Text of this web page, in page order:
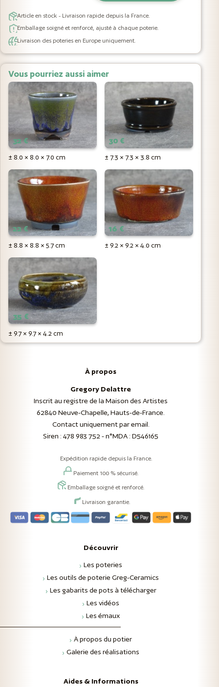
Article en stock - Livraison rapide depuis la France.
Emballage soigné et renforcé, ajusté à chaque poterie.
Livraison des poteries en Europe uniquement.
Vous pourriez aussi aimer
32 €
± 8.0 × 8.0 × 7.0 cm
30 €
± 7.3 × 7.3 × 3.8 cm
22 €
± 8.8 × 8.8 × 5.7 cm
16 €
± 9.2 × 9.2 × 4.0 cm
35 €
± 9.7 × 9.7 × 4.2 cm
À propos
Gregory Delattre
Inscrit au registre de la Maison des Artistes
62840 Neuve-Chapelle, Hauts-de-France.
Contact uniquement par email.
Siren : 478 983 752 - n°MDA : D546165
Expédition rapide depuis la France.
Paiement 100 % sécurisé.
Emballage soigné et renforcé.
Livraison garantie.
Découvrir
Les poteries
Les outils de poterie Greg-Ceramics
Les gabarits de pots à télécharger
Les vidéos
Les émaux
À propos du potier
Galerie des réalisations
Aides & Informations